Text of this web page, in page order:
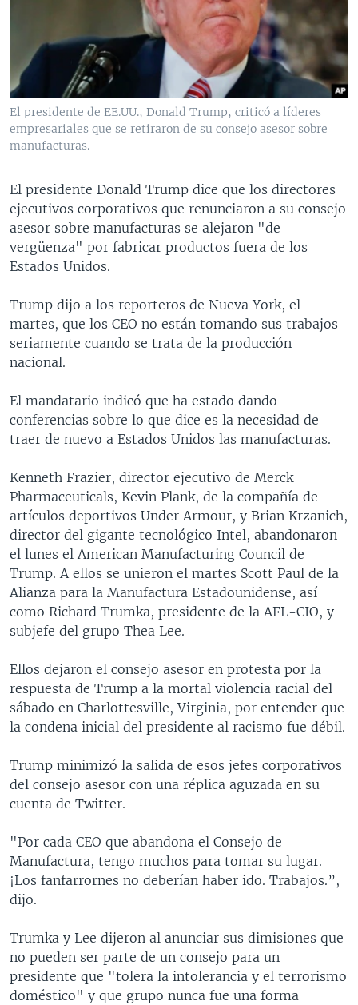
BRASIL
ENTRETENIMIENTO Y CULTURA
TECNOLOGÍA
DEPORTES
CIENCIA Y SALUD
VIDEOS
FOTOGRAFÍA
AUDIOS
PROGRAMAS TV
EL MUNDO AL DÍA
FORO INTERAMERICANO
VISIÓN 360
PANORAMA
RADIO
AVANCE INFORMATIVO
AUDIONOTICIAS
ESTADOS UNIDOS AL DÍA
EL MUNDO AL DÍA [RADIO]
FORO [RADIO]
DEPORTIVO INTERNACIONAL
NOTA ECONÓMICA
ENTRETENIMIENTO
DIRECT
DOCUMENTALES DE LA VOA
SÍGANOS
El presidente de EE.UU., Donald Trump, criticó a líderes
empresariales que se retiraron de su consejo asesor sobre
manufacturas.
El presidente Donald Trump dice que los directores
ejecutivos corporativos que renunciaron a su consejo
asesor sobre manufacturas se alejaron "de
vergüenza" por fabricar productos fuera de los
Estados Unidos.
Trump dijo a los reporteros de Nueva York, el
martes, que los CEO no están tomando sus trabajos
seriamente cuando se trata de la producción
nacional.
El mandatario indicó que ha estado dando
conferencias sobre lo que dice es la necesidad de
traer de nuevo a Estados Unidos las manufacturas.
Kenneth Frazier, director ejecutivo de Merck
Pharmaceuticals, Kevin Plank, de la compañía de
artículos deportivos Under Armour, y Brian Krzanich,
director del gigante tecnológico Intel, abandonaron
el lunes el American Manufacturing Council de
Trump. A ellos se unieron el martes Scott Paul de la
Alianza para la Manufactura Estadounidense, así
como Richard Trumka, presidente de la AFL-CIO, y
subjefe del grupo Thea Lee.
Ellos dejaron el consejo asesor en protesta por la
respuesta de Trump a la mortal violencia racial del
sábado en Charlottesville, Virginia, por entender que
la condena inicial del presidente al racismo fue débil.
Trump minimizó la salida de esos jefes corporativos
del consejo asesor con una réplica aguzada en su
cuenta de Twitter.
"Por cada CEO que abandona el Consejo de
Manufactura, tengo muchos para tomar su lugar.
¡Los fanfarrornes no deberían haber ido. Trabajos.”,
dijo.
Trumka y Lee dijeron al anunciar sus dimisiones que
no pueden ser parte de un consejo para un
presidente que "tolera la intolerancia y el terrorismo
doméstico" y que grupo nunca fue una forma